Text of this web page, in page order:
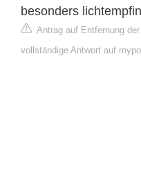
besonders
Antrag auf Entfernung
vollständige Antwort auf